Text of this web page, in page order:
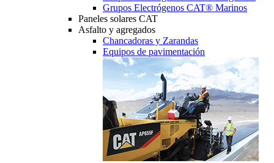
Grupos Electrógenos CAT® Marinos
Paneles solares CAT
Asfalto y agregados
Chancadoras y Zarandas
Equipos de pavimentación